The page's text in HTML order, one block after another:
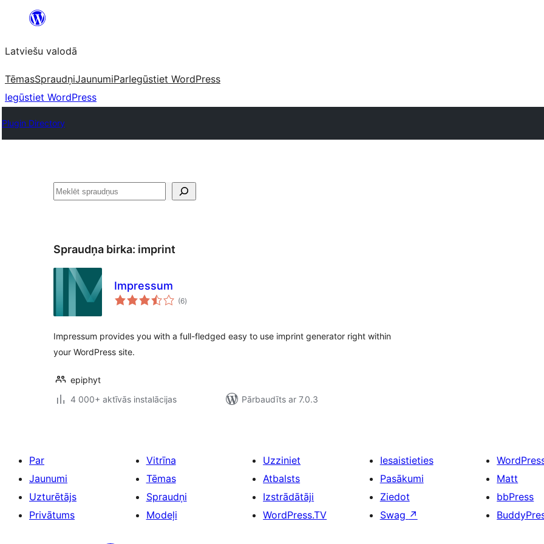
Pāriet
saturu
Latviešu valodā
TēmasSpraudņiJaunumiParIegūstiet WordPress
Iegūstiet WordPress
Plugin Directory
Meklēt
Spraudņa birka: imprint
Impressum
(6vērtējumu
kopsumma
)
Impressum provides you with a full-fledged easy to use imprint generator right within
your WordPress site.
epiphyt
4 000+ aktīvās instalācijas
Pārbaudīts ar 7.0.3
Par
Jaunumi
Uzturētājs
Privātums
Vitrīna
Tēmas
Spraudņi
Modeļi
Uzziniet
Atbalsts
Izstrādātāji
WordPress.TV
Iesaistieties
Pasākumi
Ziedot
Swag ↗
Matt
bbPress